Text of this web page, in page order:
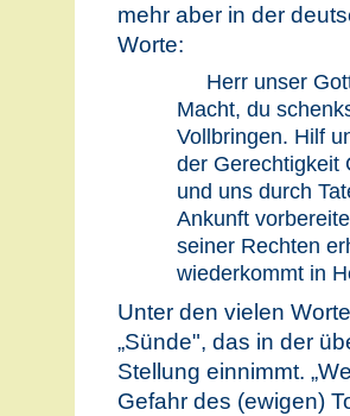
mehr aber in der
Worte:
Herr unser
Macht, du
Vollbringen. Hilf
der Gerechtigkeit
und uns durch
Ankunft
seiner Rechten
wiederkommt in
Unter den vielen
„Sünde", das in der
Stellung einnimmt.
Gefahr des (ewigen)